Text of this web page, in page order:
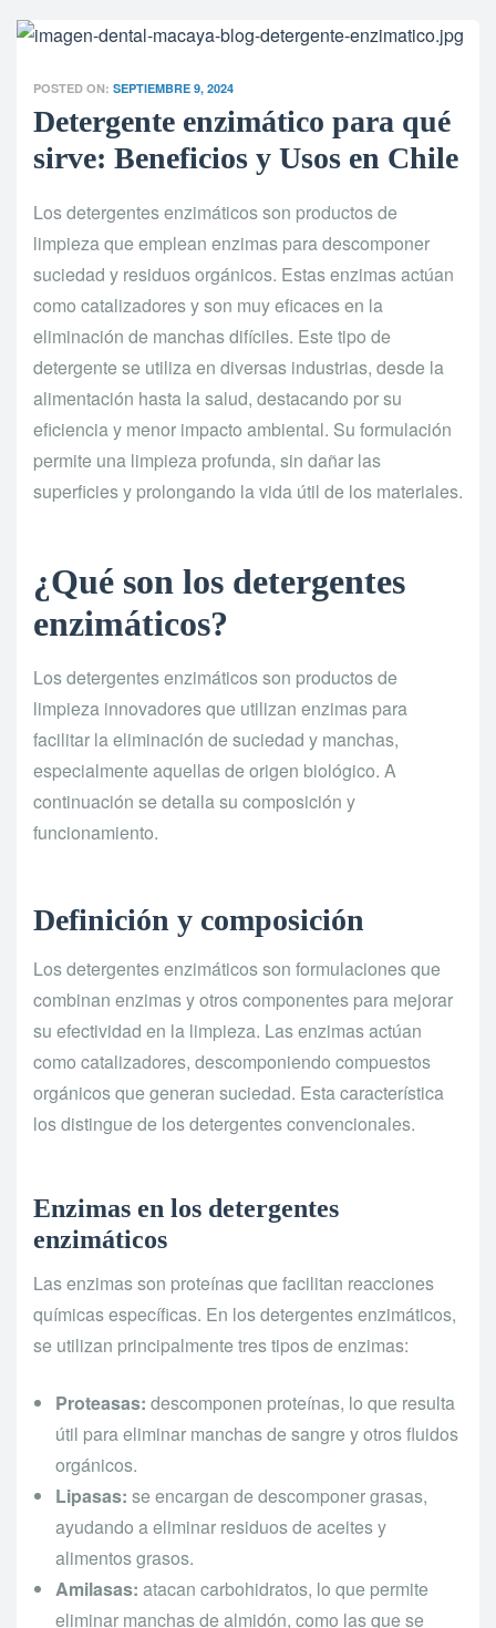
POSTED ON: SEPTIEMBRE 9, 2024
Detergente enzimático para qué
sirve: Beneficios y Usos en Chile
Los detergentes enzimáticos son productos de
limpieza que emplean enzimas para descomponer
suciedad y residuos orgánicos. Estas enzimas actúan
como catalizadores y son muy eficaces en la
eliminación de manchas difíciles. Este tipo de
detergente se utiliza en diversas industrias, desde la
alimentación hasta la salud, destacando por su
eficiencia y menor impacto ambiental. Su formulación
permite una limpieza profunda, sin dañar las
superficies y prolongando la vida útil de los materiales.
¿Qué son los detergentes
enzimáticos?
Los detergentes enzimáticos son productos de
limpieza innovadores que utilizan enzimas para
facilitar la eliminación de suciedad y manchas,
especialmente aquellas de origen biológico. A
continuación se detalla su composición y
funcionamiento.
Definición y composición
Los detergentes enzimáticos son formulaciones que
combinan enzimas y otros componentes para mejorar
su efectividad en la limpieza. Las enzimas actúan
como catalizadores, descomponiendo compuestos
orgánicos que generan suciedad. Esta característica
los distingue de los detergentes convencionales.
Enzimas en los detergentes
enzimáticos
Las enzimas son proteínas que facilitan reacciones
químicas específicas. En los detergentes enzimáticos,
se utilizan principalmente tres tipos de enzimas:
Proteasas: descomponen proteínas, lo que resulta
útil para eliminar manchas de sangre y otros fluidos
orgánicos.
Lipasas: se encargan de descomponer grasas,
ayudando a eliminar residuos de aceites y
alimentos grasos.
Amilasas: atacan carbohidratos, lo que permite
eliminar manchas de almidón, como las que se